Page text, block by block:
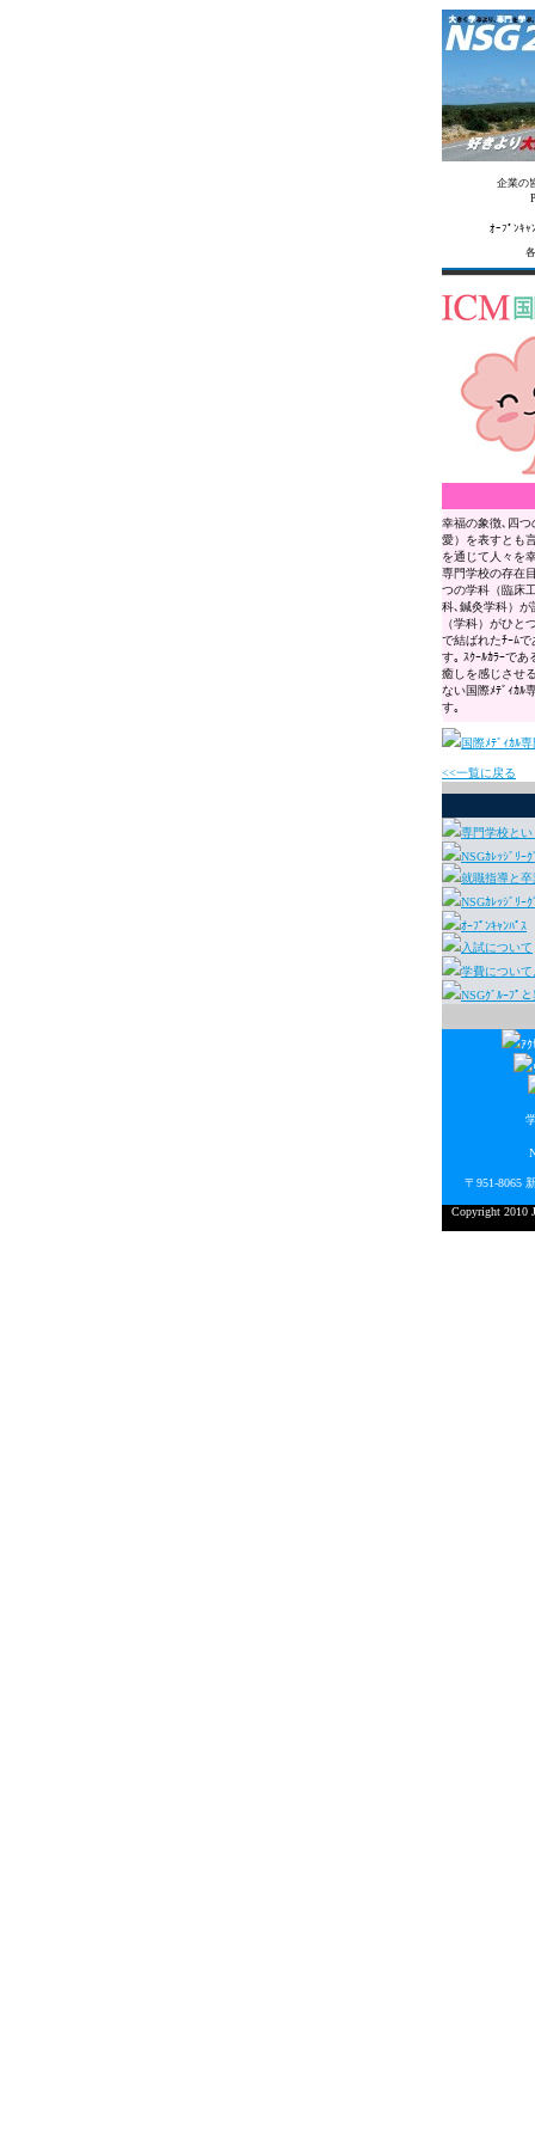
企業の
ｵｰﾌﾟﾝｷｬ
幸福の象徴､四つ
愛）を表すとも
を通じて人々を
専門学校の存在
つの学科（臨床
科､鍼灸学科）
（学科）がひと
で結ばれたﾁｰﾑ
す｡ ｽｸｰﾙｶﾗｰであ
癒しを感じさせ
ない国際ﾒﾃﾞｨｶﾙ
す｡
国際ﾒﾃﾞｨｶﾙ
<<一覧に戻る
専門学校と
NSGｶﾚｯｼﾞﾘｰ
就職指導と卒
NSGｶﾚｯｼﾞﾘｰ
ｵｰﾌﾟﾝｷｬﾝﾊﾟｽ
入試について
学費につい
NSGｸﾞﾙｰﾌﾟ
ｱｸ
〒951-8065
Copyright 2010